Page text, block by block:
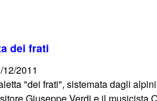
dei frati
12/2011
"dei frati", sistemata dagli